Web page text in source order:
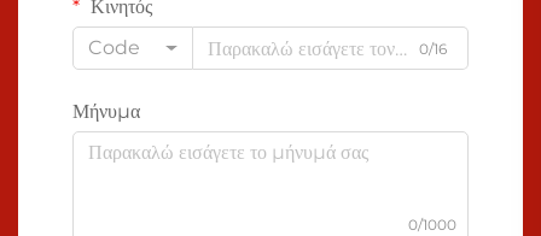
Κινητός
Code
0/16
Μήνυμα
0/1000